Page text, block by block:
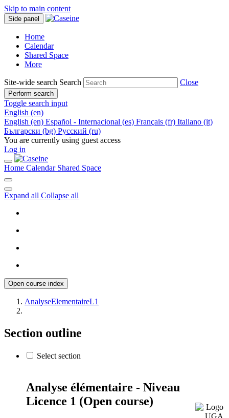
Skip to main content
Side panel
Home
Calendar
Shared Space
More
Site-wide search Search Close
Perform search
Toggle search input
English ‎(en)‎
English ‎(en)‎ Español - Internacional ‎(es)‎ Français ‎(fr)‎ Italiano ‎(it)‎
Български ‎(bg)‎ Русский ‎(ru)‎
You are currently using guest access
Log in
Home Calendar Shared Space
Expand all Collapse all
Open course index
AnalyseElementaireL1
Section outline
Select section
Analyse élémentaire - Niveau
Licence 1 (Open course)